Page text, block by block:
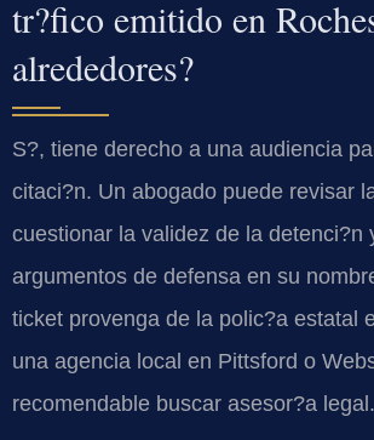
tr?fico emitido en
alrededores?
S?, tiene derecho a una audiencia
citaci?n. Un abogado puede revisar
cuestionar la validez de la detenci?n
argumentos de defensa en su
ticket provenga de la polic?a estatal
una agencia local en Pittsford o
recomendable buscar asesor?a legal.